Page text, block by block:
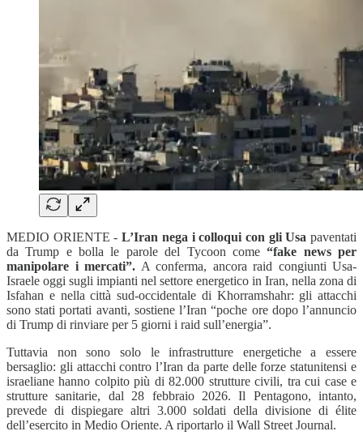
MEDIO ORIENTE -L’Iran nega i colloqui con gli Usapaventati
da Trump e bolla le parole del Tycoon come“fake news per
manipolare i mercati”. A conferma, ancora raid congiunti Usa-
Israele oggi sugli impianti nel settore energetico in Iran, nella zona di
Isfahan e nella città sud-occidentale di Khorramshahr: gli attacchi
sono stati portati avanti, sostiene l’Iran “poche ore dopo l’annuncio
di Trump di rinviare per 5 giorni i raid sull’energia”.
Tuttavia non sono solo le infrastrutture energetiche a essere
bersaglio: gli attacchi contro l’Iran da parte delle forze statunitensi e
israeliane hanno colpito più di 82.000 strutture civili, tra cui case e
strutture sanitarie, dal 28 febbraio 2026. Il Pentagono, intanto,
prevede di dispiegare altri 3.000 soldati della divisione di élite
dell’esercito in Medio Oriente. A riportarlo il Wall Street Journal.